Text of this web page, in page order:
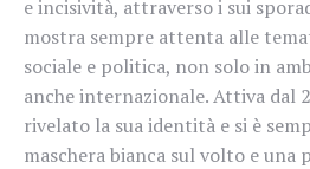
e incisività, attraverso i sui
mostra sempre attenta alle
sociale e politica, non solo in
anche internazionale.Attiva dal
rivelato la sua identità e si è
maschera bianca sul volto e una